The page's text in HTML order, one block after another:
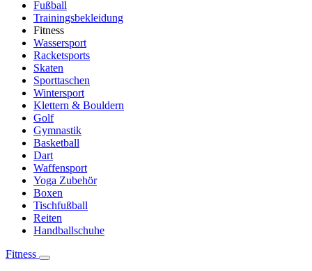
Fußball
Trainingsbekleidung
Fitness
Wassersport
Racketsports
Skaten
Sporttaschen
Wintersport
Klettern & Bouldern
Golf
Gymnastik
Basketball
Dart
Waffensport
Yoga Zubehör
Boxen
Tischfußball
Reiten
Handballschuhe
Fitness